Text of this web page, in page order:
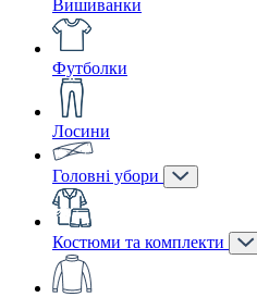
Вишиванки
Футболки
Лосини
Головні убори
Костюми та комплекти